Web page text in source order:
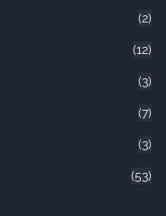
(2)
(12)
(3)
(7)
(3)
(53)